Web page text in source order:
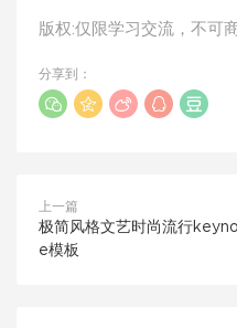
版权:仅限学习交流，不可
分享到：
上一篇
极简风格文艺时尚流行
e模板